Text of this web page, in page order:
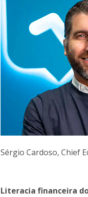
Sérgio Cardoso, Chief
Literacia financeira